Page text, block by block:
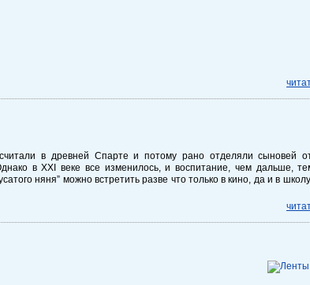
в древней Спарте и потому рано отделяли сыновей
в XXI веке все изменилось, и воспитание, чем дальше,
няня” можно встретить разве что только в кино, да и в